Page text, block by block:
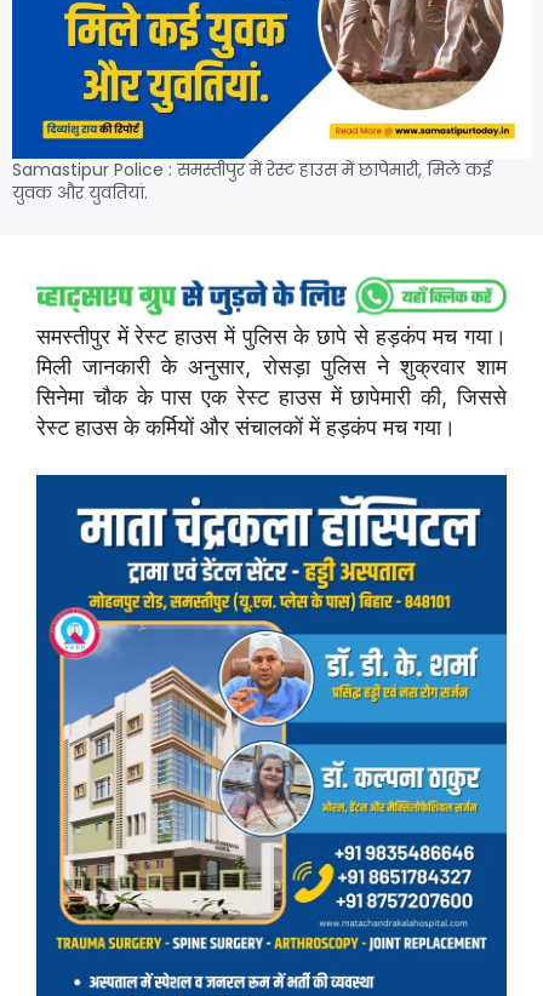
Samastipur Police : समस्तीपुर में रेस्ट हाउस में छापेमारी, मिले कई
युवक और युवतियां.
समस्तीपुर में रेस्ट हाउस में पुलिस के छापे से हड़कंप मच गया।
मिली जानकारी के अनुसार, रोसड़ा पुलिस ने शुक्रवार शाम
सिनेमा चौक के पास एक रेस्ट हाउस में छापेमारी की, जिससे
रेस्ट हाउस के कर्मियों और संचालकों में हड़कंप मच गया।